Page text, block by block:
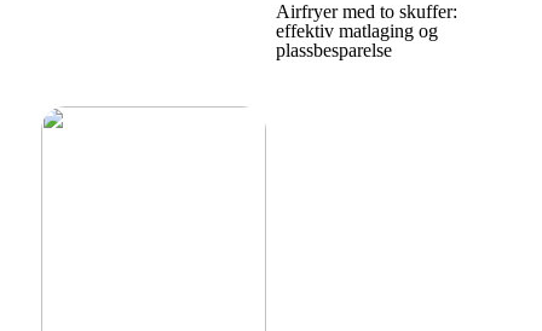
Airfryer med to skuffer:
effektiv matlaging og
plassbesparelse